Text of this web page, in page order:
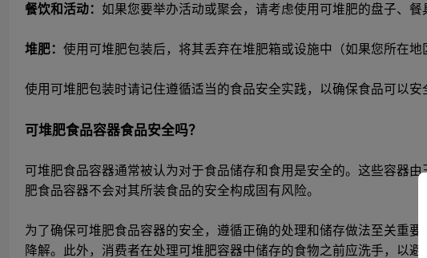
餐饮和活动： 如果您要举办活动或聚会，请考虑使用可堆肥的盘子、餐
堆肥： 使用可堆肥包装后，将其丢弃在堆肥箱或设施中（如果您所在
使用可堆肥包装时请记住遵循适当的食品安全实践，以确保食品可以
可堆肥食品容器食品安全吗？
可堆肥食品容器通常被认为对于食品储存和食用是安全的。这些容器
肥食品容器不会对其所装食品的安全构成固有风险。
为了确保可堆肥食品容器的安全，遵循正确的处理和储存做法至关重
降解。此外，消费者在处理可堆肥容器中储存的食物之前应洗手，以